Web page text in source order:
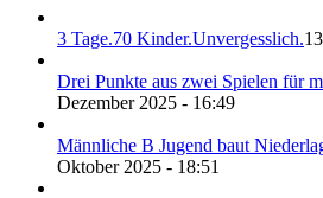
3 Tage.70 Kinder.Unvergesslich.
Drei Punkte aus zwei Spielen für
Dezember 2025 - 16:49
Männliche B Jugend baut
Oktober 2025 - 18:51